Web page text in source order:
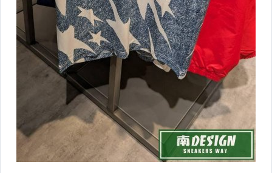
FILA 拖鞋
Champion服飾
LOTTO 水鞋
AIR WALK拖鞋
LEVIS 服飾/褲款
NBA授權練習衣
★★Outdoor 戶外鞋款專區★★